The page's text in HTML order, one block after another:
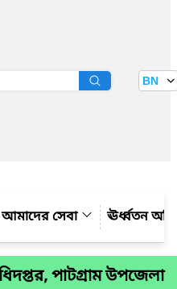
বাতায়ন BN
আমাদের সেবা ঊর্ধ্বতন
পাটগ্রাম উপজেলা